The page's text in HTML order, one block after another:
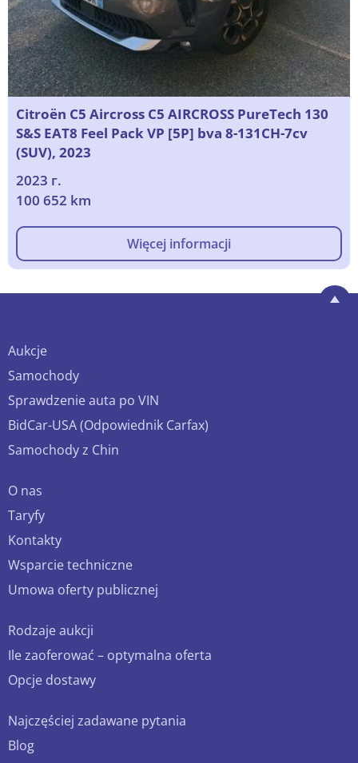
Citroën C5 Aircross C5 AIRCROSS PureTech 130
S&S EAT8 Feel Pack VP [5P] bva 8-131CH-7cv
(SUV), 2023
2023 г.
100 652 km
Więcej informacji
Aukcje
Samochody
Sprawdzenie auta po VIN
BidCar-USA (Odpowiednik Carfax)
Samochody z Chin
O nas
Taryfy
Kontakty
Wsparcie techniczne
Umowa oferty publicznej
Rodzaje aukcji
Ile zaoferować – optymalna oferta
Opcje dostawy
Najczęściej zadawane pytania
Blog